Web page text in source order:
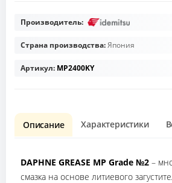
Производитель:
Страна производства:Япония
Артикул: MP2400KY
Описание Характеристики
DAPHNE GREASE MP Grade №2 –
смазка на основе литиевого